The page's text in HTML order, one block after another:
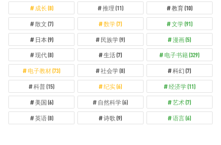
成长 (8) 推理 (11) 教育(10)
散文 (7) 数学(7) 文学(91)
日本 (9) 民族学(9) 漫画(5)
现代(8) 生活(7) 电子书籍(329)
电子教材(73) 社会学(8) 科幻 (7)
科普(15) 纪实(6) 经济学(11)
美国 (6) 自然科学(6) 艺术(7)
英语(8) 诗歌 (9) 语言(6)